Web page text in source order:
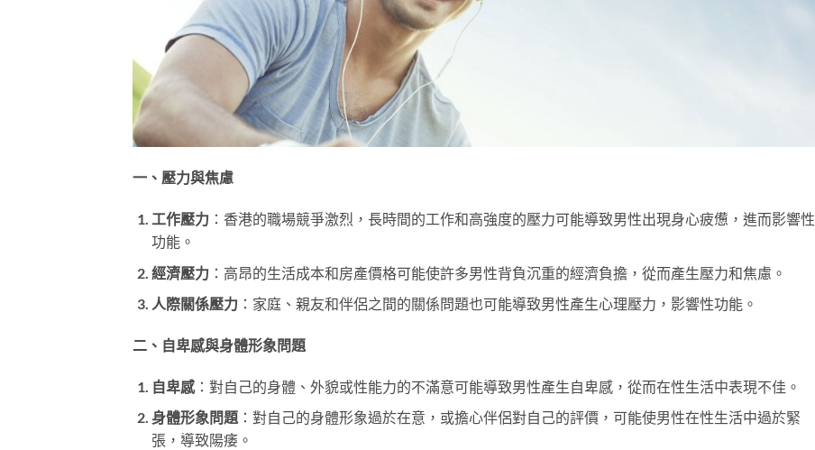
一、壓力與焦慮
工作壓力：香港的職場競爭激烈，長時間的工作和高強度的壓力可能導致男性出現身心疲憊，進而影響性
功能。
經濟壓力：高昂的生活成本和房產價格可能使許多男性背負沉重的經濟負擔，從而產生壓力和焦慮。
人際關係壓力：家庭、親友和伴侶之間的關係問題也可能導致男性產生心理壓力，影響性功能。
二、自卑感與身體形象問題
自卑感：對自己的身體、外貌或性能力的不滿意可能導致男性產生自卑感，從而在性生活中表現不佳。
身體形象問題：對自己的身體形象過於在意，或擔心伴侶對自己的評價，可能使男性在性生活中過於緊
張，導致陽痿。